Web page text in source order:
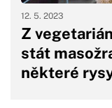
Z
stát
některé
12. 5. 2023